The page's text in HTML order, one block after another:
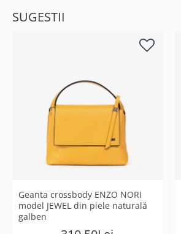
SUGESTII
Geanta crossbody ENZO NORI
model JEWEL din piele naturală
galben